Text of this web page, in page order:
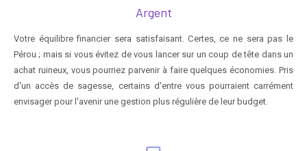
Argent
Votre équilibre financier sera satisfaisant. Certes, ce ne sera pas le
Pérou ; mais si vous évitez de vous lancer sur un coup de tête dans un
achat ruineux, vous pourriez parvenir à faire quelques économies. Pris
d'un accès de sagesse, certains d'entre vous pourraient carrément
envisager pour l'avenir une gestion plus régulière de leur budget.